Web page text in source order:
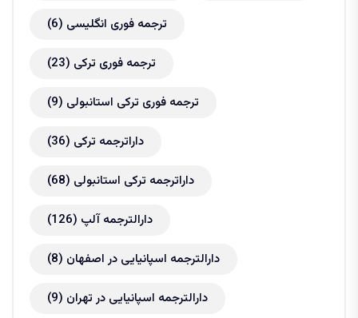
ترجمه فوری انگلیسی (6)
ترجمه فوری ترکی (23)
ترجمه فوری ترکی استانبولی (9)
داراترجمه ترکی (36)
داراترجمه ترکی استانبولی (68)
دارالترجمه آلپ (126)
دارالترجمه اسپانیایی در اصفهان (8)
دارالترجمه اسپانیایی در تهران (9)